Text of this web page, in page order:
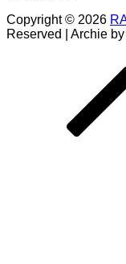
Copyright © 2026
Reserved | Archie by